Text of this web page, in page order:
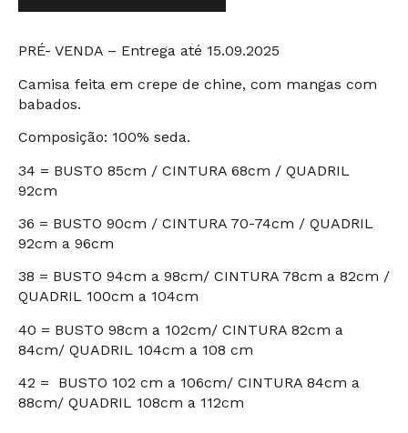
PRÉ- VENDA – Entrega até 15.09.2025
Camisa feita em crepe de chine, com mangas com
babados.
Composição: 100% seda.
34 = BUSTO 85cm / CINTURA 68cm / QUADRIL
92cm
36 = BUSTO 90cm / CINTURA 70-74cm / QUADRIL
92cm a 96cm
38 = BUSTO 94cm a 98cm/ CINTURA 78cm a 82cm /
QUADRIL 100cm a 104cm
40 = BUSTO 98cm a 102cm/ CINTURA 82cm a
84cm/ QUADRIL 104cm a 108 cm
42 = BUSTO 102 cm a 106cm/ CINTURA 84cm a
88cm/ QUADRIL 108cm a 112cm